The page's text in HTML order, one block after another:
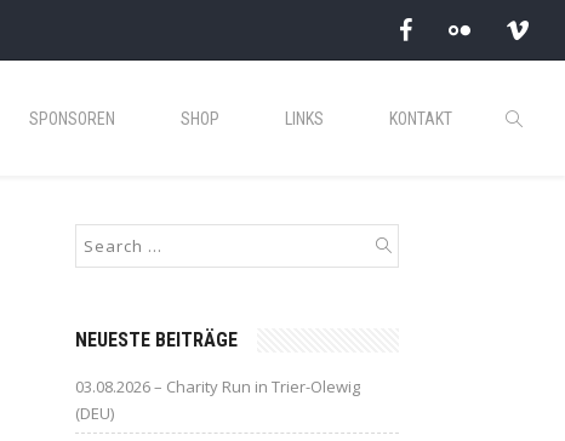
SPONSOREN SHOP LINKS KONTAKT
NEUESTE BEITRÄGE
03.08.2026 – Charity Run in Trier-Olewig
(DEU)